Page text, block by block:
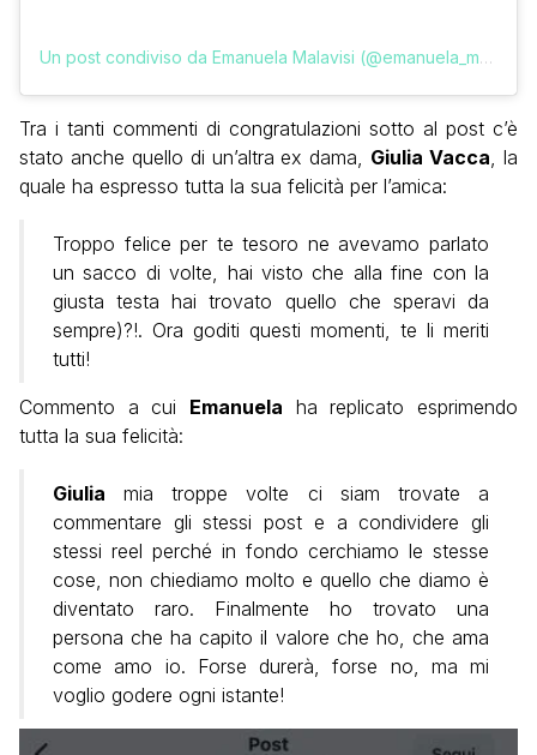
Un post condiviso da Emanuela Malavisi (@emanuela_malavisi)
Tra i tanti commenti di congratulazioni sotto al post c’è
stato anche quello di un’altra ex dama, Giulia Vacca, la
quale ha espresso tutta la sua felicità per l’amica:
Troppo felice per te tesoro ne avevamo parlato
un sacco di volte, hai visto che alla fine con la
giusta testa hai trovato quello che speravi da
sempre)?!. Ora goditi questi momenti, te li meriti
tutti!
Commento a cui Emanuela ha replicato esprimendo
tutta la sua felicità:
Giulia mia troppe volte ci siam trovate a
commentare gli stessi post e a condividere gli
stessi reel perché in fondo cerchiamo le stesse
cose, non chiediamo molto e quello che diamo è
diventato raro. Finalmente ho trovato una
persona che ha capito il valore che ho, che ama
come amo io. Forse durerà, forse no, ma mi
voglio godere ogni istante!